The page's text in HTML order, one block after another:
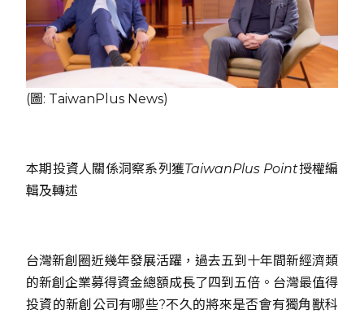
(圖: TaiwanPlus News)
本期投資人關係洞察系列獲TaiwanPlus Point授權編
輯及轉述
台灣新創圈近幾年發展活躍，過去五到十年間新經濟類
的新創企業募得資金總額成長了四到五倍。台灣最值得
投資的新創公司有哪些?不久的將來是否會有獨角獸科